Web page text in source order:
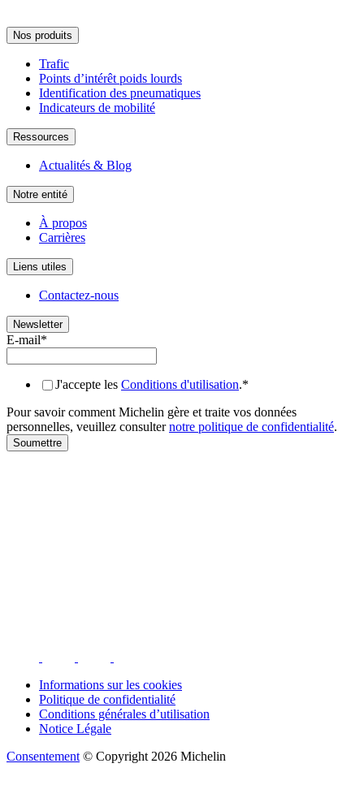
Nos produits
Trafic
Points d’intérêt poids lourds
Identification des pneumatiques
Indicateurs de mobilité
Ressources
Actualités & Blog
Notre entité
À propos
Carrières
Liens utiles
Contactez-nous
Newsletter
E-mail*
J'accepte les Conditions d'utilisation.*
Pour savoir comment Michelin gère et traite vos données
personnelles, veuillez consulternotre politique de confidentialité.
Informations sur les cookies
Politique de confidentialité
Conditions générales d’utilisation
Notice Légale
Consentement © Copyright 2026 Michelin